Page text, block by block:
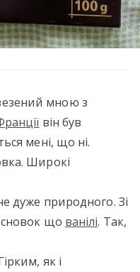
мною з
він був
мені, що ні.
Широкі
дуже природного. Зі
що ванілі. Так,
як і